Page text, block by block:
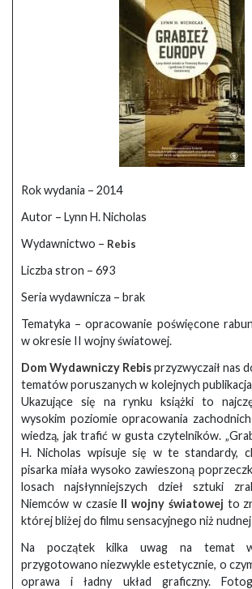
Rok wydania – 2014
Autor – Lynn H. Nicholas
Wydawnictwo – Rebis
Liczba stron – 693
Seria wydawnicza – brak
Tematyka – opracowanie poświęcone
w okresie II wojny światowej.
Dom Wydawniczy Rebisprzyzwyczaił nas
tematów poruszanych w kolejnych
Ukazujące się na rynku książki to
wysokim poziomie opracowania
wiedzą, jak trafić w gusta czytelników.
H. Nicholas wpisuje się w te standardy,
pisarka miała wysoko zawieszoną
losach najsłynniejszych dzieł sztuki
Niemców w czasie II wojny światowej to
której bliżej do filmu sensacyjnego niż
Na początek kilka uwag na temat
przygotowano niezwykle estetycznie, o
oprawa i ładny układ graficzny.